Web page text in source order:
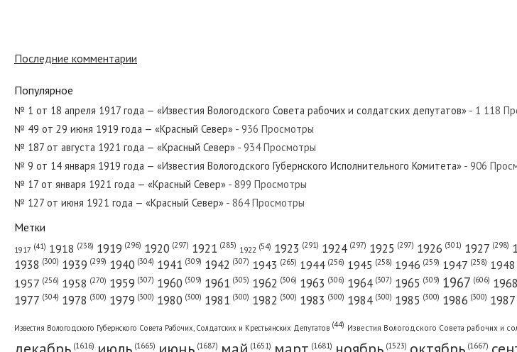
№ 237 от октября 1940 года — «Красный Север»
№ 255 от ноября 1929 года — «Красный Север»
Последние комментарии
Популярное
№ 1 от 18 апреля 1917 года — «Известия Вологодского Совета рабочих и солдатских депутатов» - 1 118
№ 49 от 29 июня 1919 года — «Красный Север» - 936 Просмотры
№ 187 от августа 1921 года — «Красный Север» - 934 Просмотры
№ 9 от 14 января 1919 года — «Известия Вологодского Губернского Исполнительного Комитета» - 906
№ 17 от января 1921 года — «Красный Север» - 899 Просмотры
№ 127 от июня 1921 года — «Красный Север» - 864 Просмотры
Метки
1917 (41) 1918 (238) 1919 (296) 1920 (297) 1921 (285) 1922 (54) 1923 (291) 1924 (297) 1925 (297) 1926 (301) 1927 (298)
1938 (300) 1939 (299) 1940 (304) 1941 (309) 1942 (307) 1943 (265) 1944 (256) 1945 (258) 1946 (259) 1947 (258) 1948
1957 (256) 1958 (270) 1959 (307) 1960 (309) 1961 (305) 1962 (306) 1963 (306) 1964 (307) 1965 (309) 1967 (606) 1968
1977 (304) 1978 (300) 1979 (300) 1980 (300) 1981 (300) 1982 (300) 1983 (300) 1984 (300) 1985 (300) 1986 (300) 1987
Известия Вологодского Губернского Совета Рабочих, Солдатских и Крестьянских Депутатов (44) Известия Вологодского Совета рабочих и
(1616) (1665) (1687) (1651) (1681) (1523) (1667)